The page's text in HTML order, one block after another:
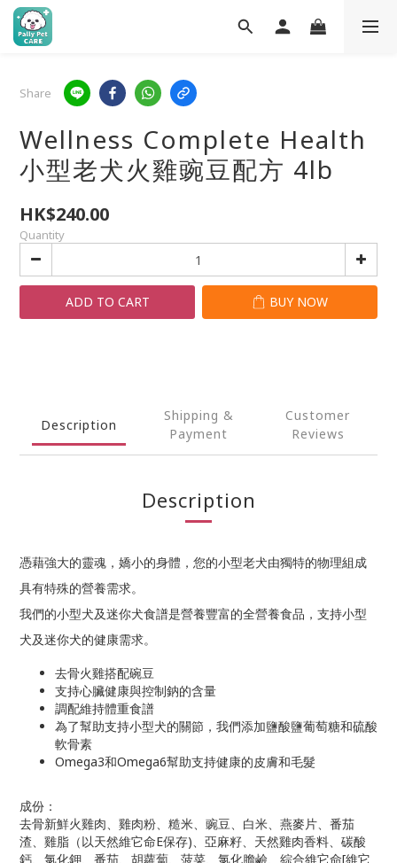
Share
Wellness Complete Health
小型老犬火雞豌豆配方 4lb
HK$240.00
Quantity
ADD TO CART BUY NOW
Description
Shipping &
Payment
Customer
Reviews
Description
憑藉強大的靈魂，嬌小的身體，您的小型老犬由獨特的物理組成
具有特殊的營養需求。
我們的小型犬及迷你犬食譜是營養豐富的全營養食品，支持小型
犬及迷你犬的健康需求。
去骨火雞搭配碗豆
支持心臟健康與控制鈉的含量
調配維持體重食譜
為了幫助支持小型犬的關節，我們添加鹽酸鹽葡萄糖和硫酸
軟骨素
Omega3和Omega6幫助支持健康的皮膚和毛髮
成份：
去骨新鮮火雞肉、雞肉粉、糙米、豌豆、白米、燕麥片、番茄
渣、雞脂（以天然維它命E保存)、亞麻籽、天然雞肉香料、碳酸
鈣、氯化鉀、番茄、胡蘿蔔、菠菜、氯化膽鹼、綜合維它命[維它